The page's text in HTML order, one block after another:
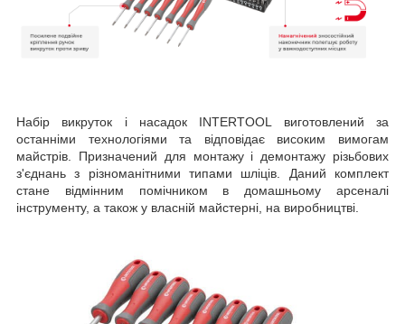
Набір викруток і насадок INTERTOOL виготовлений за
останніми технологіями та відповідає високим вимогам
майстрів. Призначений для монтажу і демонтажу різьбових
з'єднань з різноманітними типами шліців. Даний комплект
стане відмінним помічником в домашньому арсеналі
інструменту, а також у власній майстерні, на виробництві.